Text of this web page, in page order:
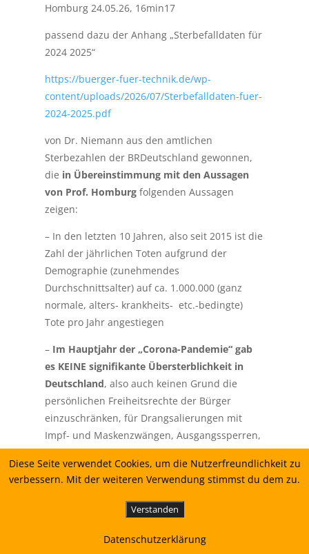
Homburg 24.05.26, 16min17
passend dazu der Anhang „Sterbefalldaten für
2024 2025“
https://buerger-fuer-technik.de/wp-
content/uploads/2026/07/Sterbefalldaten-fuer-
2024-2025.pdf
von Dr. Niemann aus den amtlichen
Sterbezahlen der BRDeutschland gewonnen,
die in Übereinstimmung mit den Aussagen
von Prof. Homburg folgenden Aussagen
zeigen:
– In den letzten 10 Jahren, also seit 2015 ist die
Zahl der jährlichen Toten aufgrund der
Demographie (zunehmendes
Durchschnittsalter) auf ca. 1.000.000 (ganz
normale, alters- krankheits- etc.-bedingte)
Tote pro Jahr angestiegen
– Im Hauptjahr der „Corona-Pandemie“ gab
es KEINE signifikante Übersterblichkeit in
Deutschland, also auch keinen Grund die
persönlichen Freiheitsrechte der Bürger
einzuschränken, für Drangsalierungen mit
Impf- und Maskenzwängen, Ausgangssperren,
insbesondere der Kinder und Alten und kein
Grund unsere heimische Wirtschaft so zu
schädigen und mehr als 1 Billion Corona-
Schulden aufzuhäufen.
Übersterblichkeit nach der „Corona-
Diese Seite verwendet Cookies, um die Nutzerfreundlichkeit zu
verbessern. Mit der weiteren Verwendung stimmst du dem zu.
Verstanden
Datenschutzerklärung